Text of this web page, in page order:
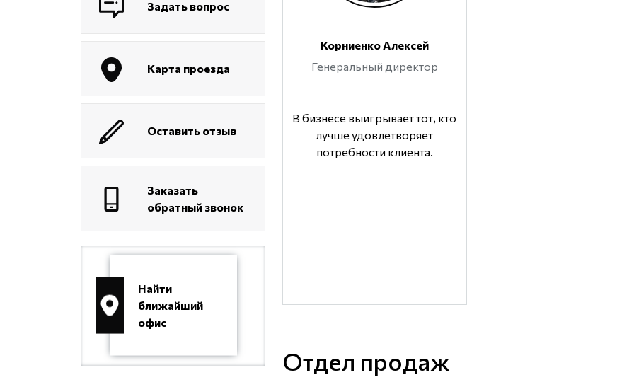
Корниенко Алексей
Генеральный директор
В бизнесе выигрывает тот, кто
лучше удовлетворяет
потребности клиента.
Отдел продаж
Задать вопрос
Карта проезда
Оставить отзыв
Заказать
обратный звонок
Найти
ближайший
офис